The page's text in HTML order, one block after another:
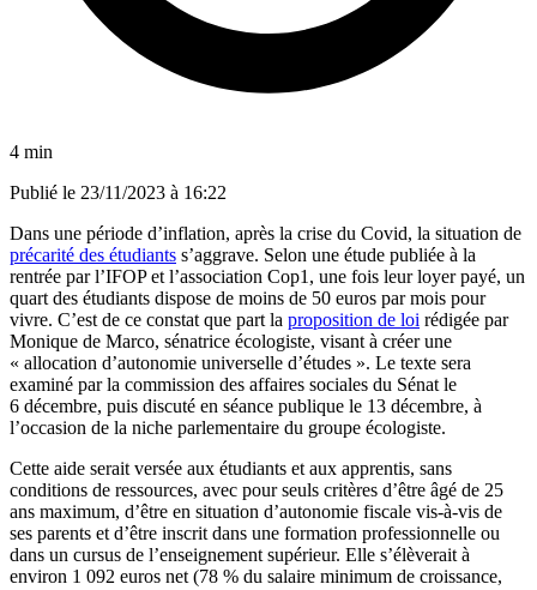
4 min
Publié le 23/11/2023 à 16:22
Dans une période d’inflation, après la crise du Covid, la situation de
précarité des étudiants s’aggrave. Selon une étude publiée à la
rentrée par l’IFOP et l’association Cop1, une fois leur loyer payé, un
quart des étudiants dispose de moins de 50 euros par mois pour
vivre. C’est de ce constat que part la proposition de loi rédigée par
Monique de Marco, sénatrice écologiste, visant à créer une
« allocation d’autonomie universelle d’études ». Le texte sera
examiné par la commission des affaires sociales du Sénat le
6 décembre, puis discuté en séance publique le 13 décembre, à
l’occasion de la niche parlementaire du groupe écologiste.
Cette aide serait versée aux étudiants et aux apprentis, sans
conditions de ressources, avec pour seuls critères d’être âgé de 25
ans maximum, d’être en situation d’autonomie fiscale vis-à-vis de
ses parents et d’être inscrit dans une formation professionnelle ou
dans un cursus de l’enseignement supérieur. Elle s’élèverait à
environ 1 092 euros net (78 % du salaire minimum de croissance,